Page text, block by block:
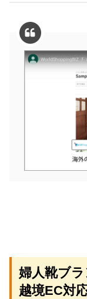
婦人靴ブラ
越境EC対